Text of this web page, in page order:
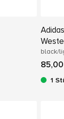
Weste
black/
1